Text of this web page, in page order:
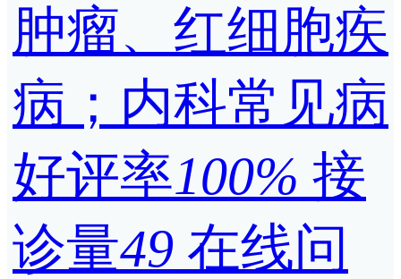
肿瘤、红细胞疾
病；内科常见病
好评率100% 接
诊量49 在线问